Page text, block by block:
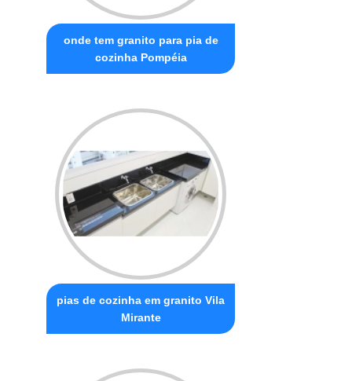
onde tem granito para pia de
cozinha Pompéia
pias de cozinha em granito Vila
Mirante